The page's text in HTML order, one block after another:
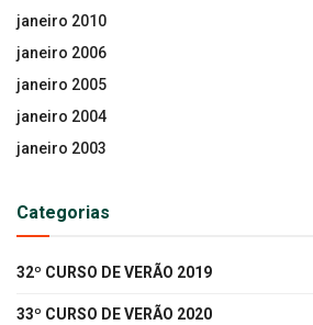
janeiro 2010
janeiro 2006
janeiro 2005
janeiro 2004
janeiro 2003
Categorias
32º CURSO DE VERÃO 2019
33º CURSO DE VERÃO 2020